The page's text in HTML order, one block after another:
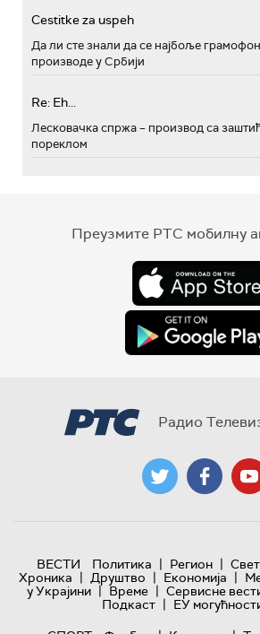
Cestitke za uspeh
Да ли сте знали да се најбоље
производе у Србији
Re: Eh...
Лесковачка спржа – производ са
пореклом
Преузмите РТС мобилну
Радио
ВЕСТИ Политика | Регион | Свет
Хроника | Друштво | Економија |
у Украјини | Време | Сервисне
Подкаст | ЕУ